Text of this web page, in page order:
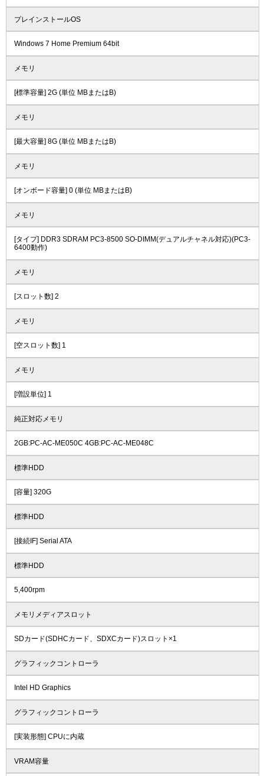
プレインストールOS
Windows 7 Home Premium 64bit
メモリ
[標準容量] 2G (単位 MBまたはB)
メモリ
[最大容量] 8G (単位 MBまたはB)
メモリ
[オンボード容量] 0 (単位 MBまたはB)
メモリ
[タイプ] DDR3 SDRAM PC3-8500 SO-DIMM(デュアルチャネル対応)(PC3-
6400動作)
メモリ
[スロット数] 2
メモリ
[空スロット数] 1
メモリ
[増設単位] 1
純正対応メモリ
2GB:PC-AC-ME050C 4GB:PC-AC-ME048C
標準HDD
[容量] 320G
標準HDD
[接続IF] Serial ATA
標準HDD
5,400rpm
メモリメディアスロット
SDカード(SDHCカード、SDXCカード)スロット×1
グラフィックコントローラ
Intel HD Graphics
グラフィックコントローラ
[実装形態] CPUに内蔵
VRAM容量